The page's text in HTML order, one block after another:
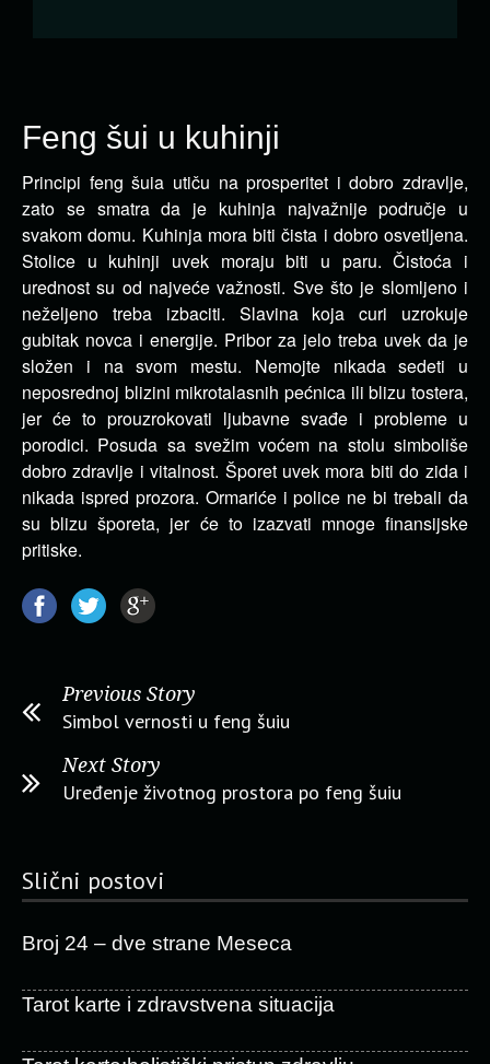
Feng šui u kuhinji
Principi feng šuia utiču na prosperitet i dobro zdravlje,
zato se smatra da je kuhinja najvažnije područje u
svakom domu. Kuhinja mora biti čista i dobro osvetljena.
Stolice u kuhinji uvek moraju biti u paru. Čistoća i
urednost su od najveće važnosti. Sve što je slomljeno i
neželjeno treba izbaciti. Slavina koja curi uzrokuje
gubitak novca i energije. Pribor za jelo treba uvek da je
složen i na svom mestu. Nemojte nikada sedeti u
neposrednoj blizini mikrotalasnih pećnica ili blizu tostera,
jer će to prouzrokovati ljubavne svađe i probleme u
porodici. Posuda sa svežim voćem na stolu simboliše
dobro zdravlje i vitalnost. Šporet uvek mora biti do zida i
nikada ispred prozora. Ormariće i police ne bi trebali da
su blizu šporeta, jer će to izazvati mnoge finansijske
pritiske.
Previous Story
Simbol vernosti u feng šuiu
Next Story
Uređenje životnog prostora po feng šuiu
Slični postovi
Broj 24 – dve strane Meseca
Tarot karte i zdravstvena situacija